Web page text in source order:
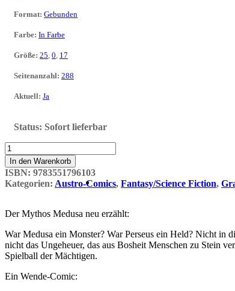
Format: Gebunden
Farbe: In Farbe
Größe: 25, 0, 17
Seitenanzahl: 288
Aktuell: Ja
Status: Sofort lieferbar
Medusa
und
Perseus
Menge
In den Warenkorb
ISBN: 9783551796103
Kategorien: Austro-Comics, Fantasy/Science Fiction,
Der Mythos Medusa neu erzählt:
War Medusa ein Monster? War Perseus ein Held? Nicht in
nicht das Ungeheuer, das aus Bosheit Menschen zu Stein
Spielball der Mächtigen.
Ein Wende-Comic: